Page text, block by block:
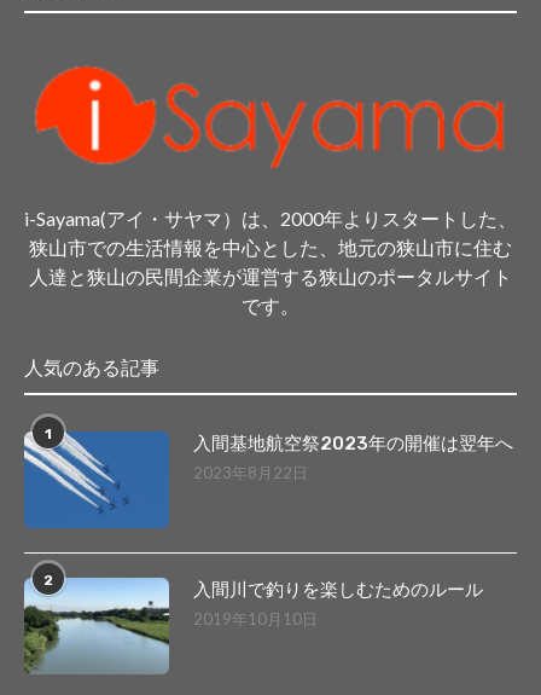
i-Sayama(アイ・サヤマ）は、2000年よりスタートした、
狭山市での生活情報を中心とした、地元の狭山市に住む
人達と狭山の民間企業が運営する狭山のポータルサイト
です。
人気のある記事
1 入間基地航空祭2023年の開催は翌年へ
2023年8月22日
2 入間川で釣りを楽しむためのルール
2019年10月10日